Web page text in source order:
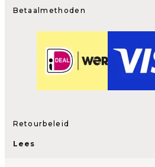
Betaalmethoden
Retourbeleid
Lees